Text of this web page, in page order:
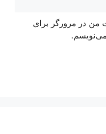
من در مرورگر برای
می‌نویسم.